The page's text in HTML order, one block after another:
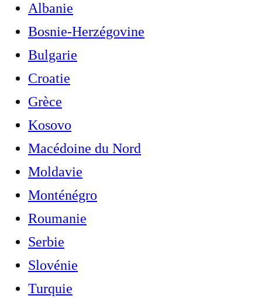
Albanie
Bosnie-Herzégovine
Bulgarie
Croatie
Grèce
Kosovo
Macédoine du Nord
Moldavie
Monténégro
Roumanie
Serbie
Slovénie
Turquie